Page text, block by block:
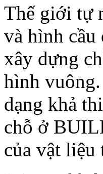
Thế giới tự
và hình
xây dựng
hình
dạng khả
chỗ ở
của vật liệu